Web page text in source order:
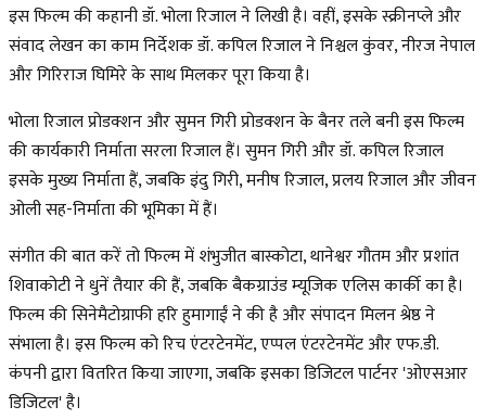
इस फिल्म की कहानी डॉ. भोला रिजाल ने लिखी है। वहीं, इसके स्क्रीनप्ले और
संवाद लेखन का काम निर्देशक डॉ. कपिल रिजाल ने निश्चल कुंवर, नीरज नेपाल
और गिरिराज घिमिरे के साथ मिलकर पूरा किया है।
भोला रिजाल प्रोडक्शन और सुमन गिरी प्रोडक्शन के बैनर तले बनी इस फिल्म
की कार्यकारी निर्माता सरला रिजाल हैं। सुमन गिरी और डॉ. कपिल रिजाल
इसके मुख्य निर्माता हैं, जबकि इंदु गिरी, मनीष रिजाल, प्रलय रिजाल और जीवन
ओली सह-निर्माता की भूमिका में हैं।
संगीत की बात करें तो फिल्म में शंभुजीत बास्कोटा, थानेश्वर गौतम और प्रशांत
शिवाकोटी ने धुनें तैयार की हैं, जबकि बैकग्राउंड म्यूजिक एलिस कार्की का है।
फिल्म की सिनेमैटोग्राफी हरि हुमागाईं ने की है और संपादन मिलन श्रेष्ठ ने
संभाला है। इस फिल्म को रिच एंटरटेनमेंट, एप्पल एंटरटेनमेंट और एफ.डी.
कंपनी द्वारा वितरित किया जाएगा, जबकि इसका डिजिटल पार्टनर 'ओएसआर
डिजिटल' है।